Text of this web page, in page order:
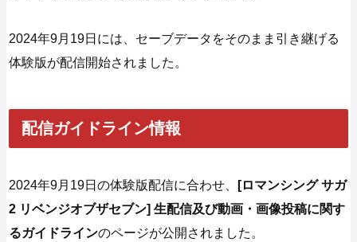
2024年9月19日には、セーブデータをそのまま引き継げる
体験版が配信開始されました。
配信ガイドライン情報
2024年9月19日の体験版配信に合わせ、
[ロマンシング サガ
2 リベンジオブザセブン] 生配信及び動画・画像投稿に関す
るガイドラインのページが公開されました。